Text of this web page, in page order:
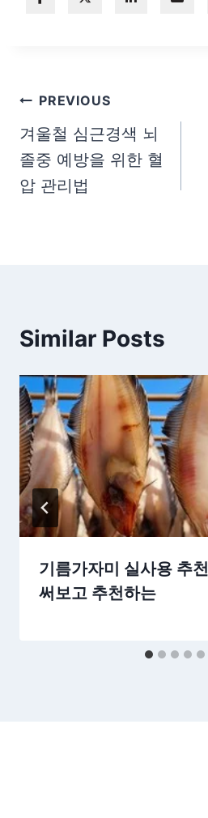
글
탐
색
PREVIOUS
겨울철 심근경색 뇌
졸중 예방을 위한 혈
압 관리법
Similar Posts
기름가자미 실사용 추
써보고 추천하는